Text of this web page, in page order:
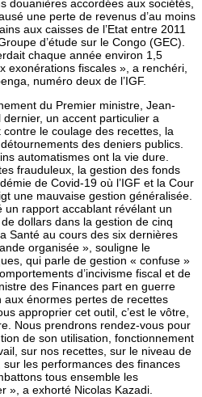
douanières accordées aux sociétés,
une perte de revenus d’au moins
aux caisses de l’Etat entre 2011
d’étude sur le Congo (GEC).
chaque année environ 1,5
exonérations fiscales », a renchéri,
numéro deux de l’IGF.
du Premier ministre, Jean-
un accent particulier a
le coulage des recettes, la
des deniers publics.
automatismes ont la vie dure.
frauduleux, la gestion des fonds
de Covid-19 où l’IGF et la Cour
une mauvaise gestion généralisée.
un rapport accablant révélant un
dollars dans la gestion de cinq
Santé au cours des six dernières
organisée », souligne le
qui parle de gestion « confuse »
d’incivisme fiscal et de
des Finances part en guerre
énormes pertes de recettes
approprier cet outil, c’est le vôtre,
Nous prendrons rendez-vous pour
de son utilisation, fonctionnement
sur nos recettes, sur le niveau de
les performances des finances
tous ensemble les
», a exhorté Nicolas Kazadi.